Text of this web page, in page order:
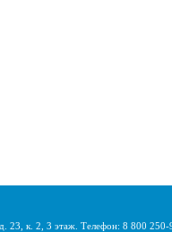
23, к. 2, 3 этаж. Телефон: 8 800